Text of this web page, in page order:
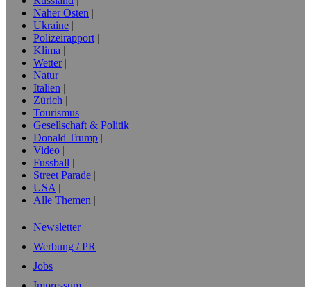
Naher Osten
Ukraine
Polizeirapport
Klima
Wetter
Natur
Italien
Zürich
Tourismus
Gesellschaft & Politik
Donald Trump
Video
Fussball
Street Parade
USA
Alle Themen
Newsletter
Werbung / PR
Jobs